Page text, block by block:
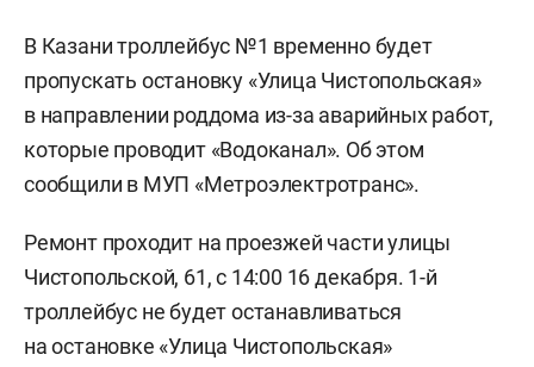
В Казани троллейбус №1 временно будет
пропускать остановку «Улица Чистопольская»
в направлении роддома из-за аварийных работ,
которые проводит «Водоканал». Об этом
сообщили в МУП «Метроэлектротранс».
Ремонт проходит на проезжей части улицы
Чистопольской, 61, с 14:00 16 декабря. 1-й
троллейбус не будет останавливаться
на остановке «Улица Чистопольская»